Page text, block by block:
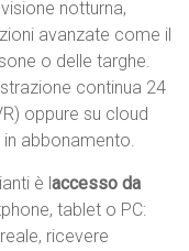
notturna,
avanzate come il
o delle targhe.
continua 24
oppure su cloud
abbonamento.
è laccesso da
tablet o PC:
ricevere